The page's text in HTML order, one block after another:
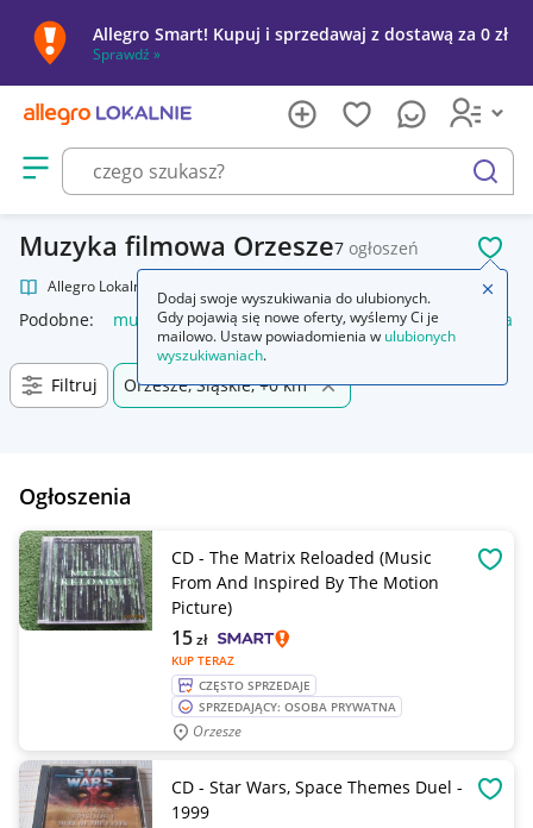
Allegro Smart! Kupuj i sprzedawaj z dostawą za 0 zł
Sprawdź »
Otwórz menu z kategoriami
szukaj
Muzyka filmowa Orzesze7 ogłoszeń
Allegro Lokalnie Muzyka filmowa
Podobne: muzyka filmowa muzyka filmowa winyl muzyka
Filtruj Orzesze, Śląskie, +0 km
Ogłoszenia
CD - The Matrix Reloaded (Music
From And Inspired By The Motion
Picture)
KUP TERAZ
15zł
CZĘSTO SPRZEDAJE
SPRZEDAJĄCY: OSOBA PRYWATNA
Orzesze
CD - Star Wars, Space Themes Duel -
1999
Dodaj swoje wyszukiwania do ulubionych.
Gdy pojawią się nowe oferty, wyślemy Ci je
mailowo. Ustaw powiadomienia w ulubionych
wyszukiwaniach.